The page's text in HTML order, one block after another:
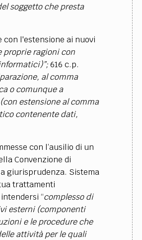
soggetto che presta
l'estensione ai nuovi
proprie ragioni con
616 c.p.
al comma
o comunque a
estensione al comma
contenente dati,
con l’ausilio di un
Convenzione di
giurisprudenza. Sistema
trattamenti
“complesso di
esterni (componenti
e le procedure che
attività per le quali